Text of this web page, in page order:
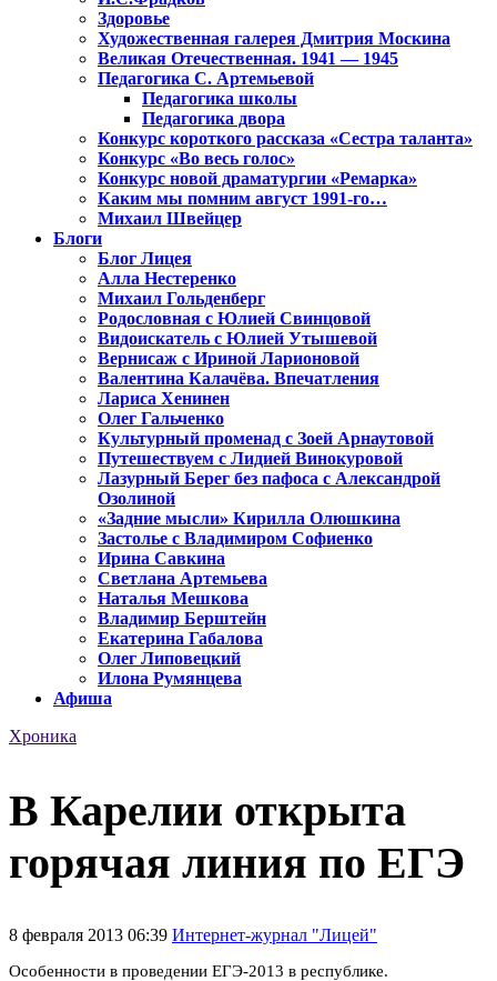
Здоровье
Художественная галерея Дмитрия Москина
Великая Отечественная. 1941 — 1945
Педагогика С. Артемьевой
Педагогика школы
Педагогика двора
Конкурс короткого рассказа «Сестра таланта»
Конкурс «Во весь голос»
Конкурс новой драматургии «Ремарка»
Каким мы помним август 1991-го…
Михаил Швейцер
Блоги
Блог Лицея
Алла Нестеренко
Михаил Гольденберг
Родословная с Юлией Свинцовой
Видоискатель с Юлией Утышевой
Вернисаж с Ириной Ларионовой
Валентина Калачёва. Впечатления
Лариса Хенинен
Олег Гальченко
Культурный променад с Зоей Арнаутовой
Путешествуем с Лидией Винокуровой
Лазурный Берег без пафоса с Александрой
Озолиной
«Задние мысли» Кирилла Олюшкина
Застолье с Владимиром Софиенко
Ирина Савкина
Светлана Артемьева
Наталья Мешкова
Владимир Берштейн
Екатерина Габалова
Олег Липовецкий
Илона Румянцева
Афиша
Хроника
В Карелии открыта
горячая линия по ЕГЭ
8 февраля 2013 06:39 Интернет-журнал "Лицей"
Особенности в проведении ЕГЭ-2013 в республике.